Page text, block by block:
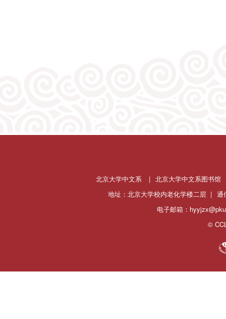
北京大学中文系 | 北京大学中文系图书馆
地址：北京大学校内老化学楼二层 | 通
电子邮箱：
©